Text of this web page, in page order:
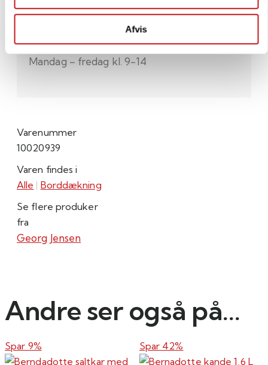
Afvis
Brug for hjælp ? ring til os70270770
Mandag – fredag kl. 9-14
Varenummer
10020939
Varen findes i
Alle | Borddækning
Se flere produker
fra
Georg Jensen
Andre ser også på...
Spar 9% Spar 42%